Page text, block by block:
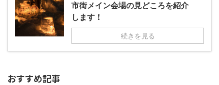
市街メイン会場の見どころを紹介
します！
続きを見る
おすすめ記事